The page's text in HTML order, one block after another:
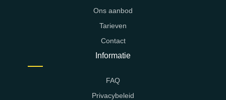
Ons aanbod
Tarieven
Contact
Informatie
FAQ
Privacybeleid